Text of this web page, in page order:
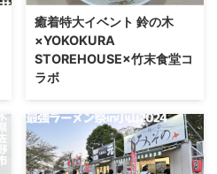
癒着特大イベント 鈴の木
×YOKOKURA
STOREHOUSE×竹末食堂コ
ラボ